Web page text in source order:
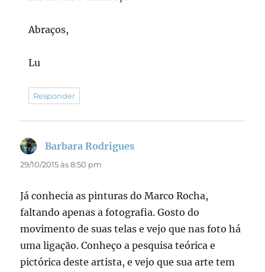
Abraços,
Lu
Responder
Barbara Rodrigues
29/10/2015 às 8:50 pm
Já conhecia as pinturas do Marco Rocha,
faltando apenas a fotografia. Gosto do
movimento de suas telas e vejo que nas foto há
uma ligação. Conheço a pesquisa teórica e
pictórica deste artista, e vejo que sua arte tem